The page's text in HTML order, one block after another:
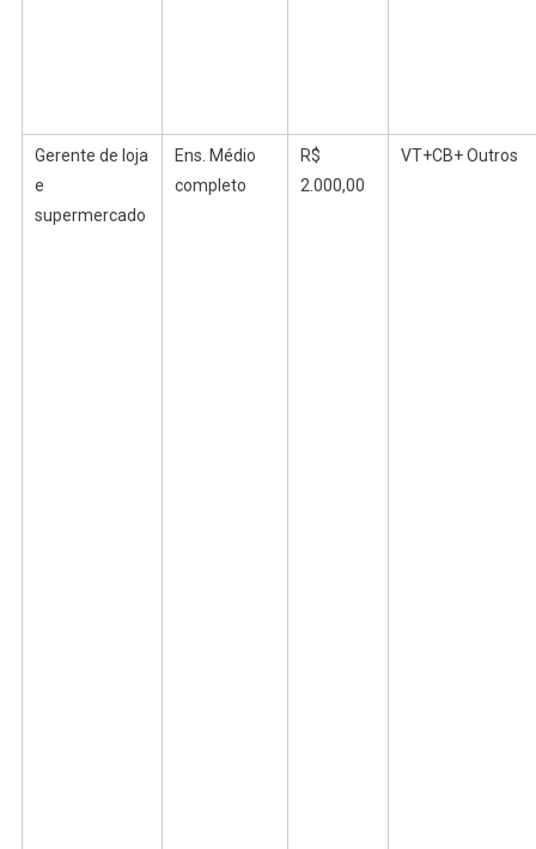
Gerente de loja
e
supermercado
Ens. Médio
completo
R$
2.000,00
VT+CB+ Outros